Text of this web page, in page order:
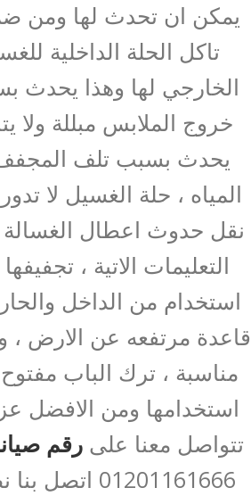
يمكن ان تحدث لها ومن
تاكل الحلة الداخلية
الخارجي لها وهذا يحدث
خروج الملابس مبللة ولا
يحدث بسبب تلف
المياه ، حلة الغسيل لا
نقل حدوث اعطال
التعليمات الاتية ،
استخدام من الداخل
قاعدة مرتفعه عن الارض
مناسبة ، ترك الباب مفتوح
استخدامها ومن الافضل
تتواصل معنا على رقم
01201161666 اتصل بنا نصلك اينما كنت